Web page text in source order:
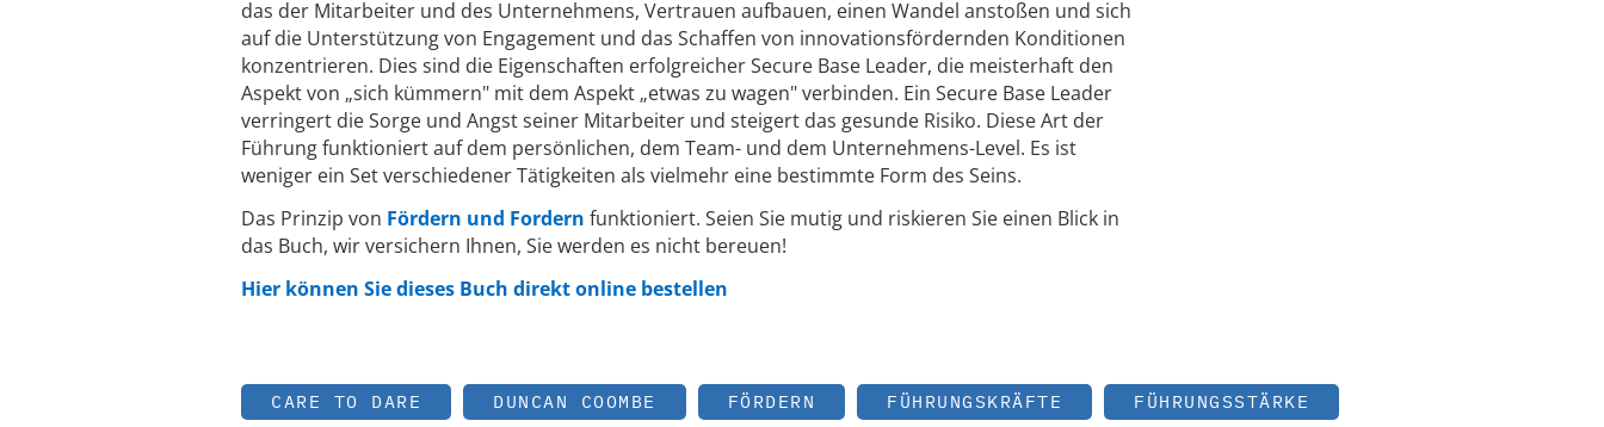
das der Mitarbeiter und des Unternehmens, Vertrauen aufbauen, einen Wandel anstoßen und sich
auf die Unterstützung von Engagement und das Schaffen von innovationsfördernden Konditionen
konzentrieren. Dies sind die Eigenschaften erfolgreicher Secure Base Leader, die meisterhaft den
Aspekt von „sich kümmern" mit dem Aspekt „etwas zu wagen" verbinden. Ein Secure Base Leader
verringert die Sorge und Angst seiner Mitarbeiter und steigert das gesunde Risiko. Diese Art der
Führung funktioniert auf dem persönlichen, dem Team- und dem Unternehmens-Level. Es ist
weniger ein Set verschiedener Tätigkeiten als vielmehr eine bestimmte Form des Seins.
Das Prinzip von Fördern und Fordern funktioniert. Seien Sie mutig und riskieren Sie einen Blick in
das Buch, wir versichern Ihnen, Sie werden es nicht bereuen!
Hier können Sie dieses Buch direkt online bestellen
CARE TO DARE DUNCAN COOMBE FÖRDERN FÜHRUNGSKRÄFTE FÜHRUNGSSTÄRKE